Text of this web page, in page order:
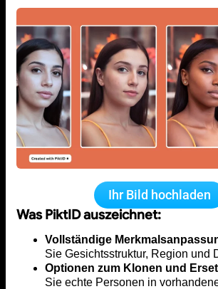
Ihr Bild hochladen
Was PiktID auszeichnet:
Vollständige
Sie Gesichtsstruktur, Region und
Optionen zum Klonen und
Sie echte Personen in